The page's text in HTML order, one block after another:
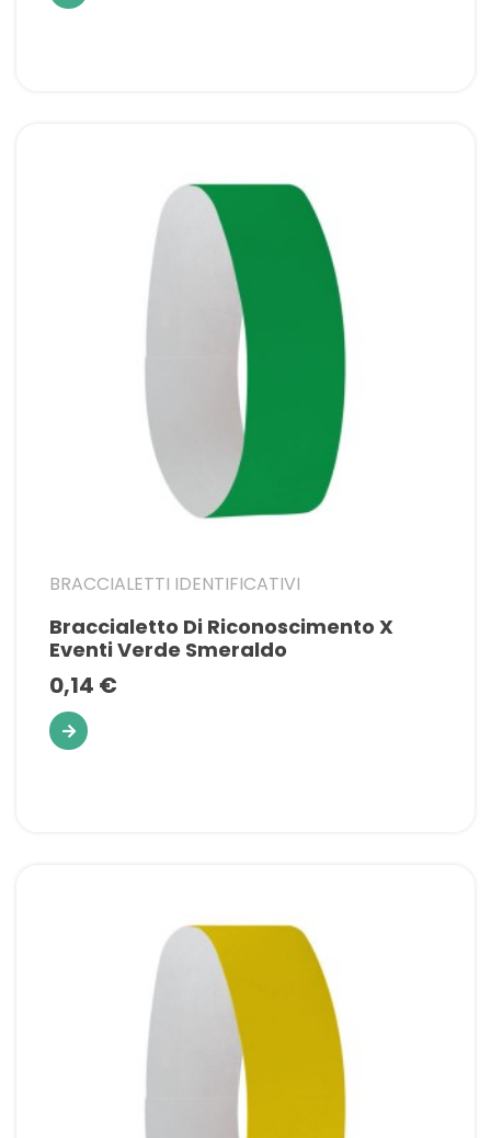
BRACCIALETTI IDENTIFICATIVI
Braccialetto Di Riconoscimento X
Eventi Verde Smeraldo
0,14 €